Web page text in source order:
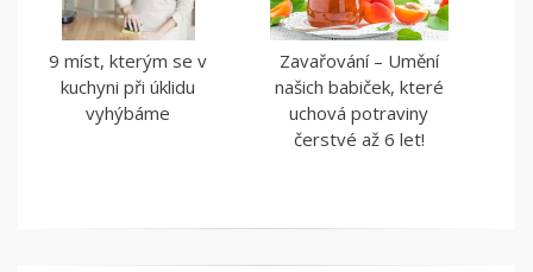
9 míst, kterým se v
kuchyni při úklidu
vyhýbáme
Zavařování – Umění
našich babiček, které
uchová potraviny
čerstvé až 6 let!